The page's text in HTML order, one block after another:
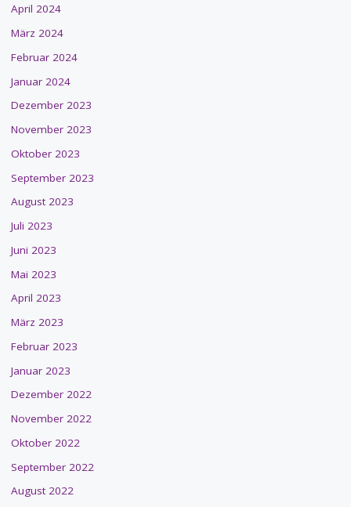
April 2024
März 2024
Februar 2024
Januar 2024
Dezember 2023
November 2023
Oktober 2023
September 2023
August 2023
Juli 2023
Juni 2023
Mai 2023
April 2023
März 2023
Februar 2023
Januar 2023
Dezember 2022
November 2022
Oktober 2022
September 2022
August 2022